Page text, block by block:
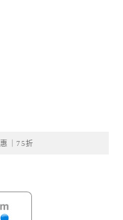
｜75折